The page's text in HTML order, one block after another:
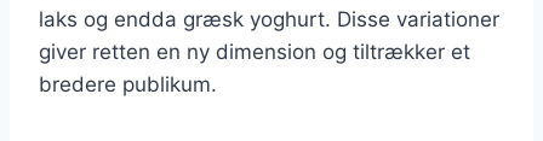
laks og endda græsk yoghurt. Disse variationer
giver retten en ny dimension og tiltrækker et
bredere publikum.